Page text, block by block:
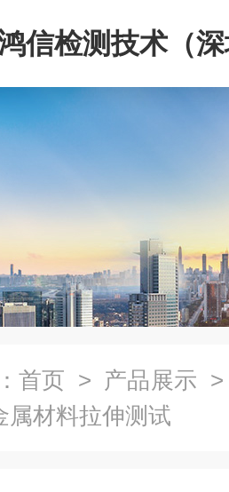
信检测技术（
首页 > 产品展示
属材料拉伸测试